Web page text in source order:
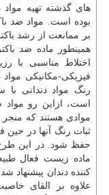
های گذشته تهیه
بوده است. مواد ضد
بر ممانعت از رشد
همینطور ماده ضد
اختلاط مناسبی با
فیزیکی-مکانیکی
رنگ مواد دندانی با
است، ازاین رو مواد
موادی هستند که منجر
ثبات رنگ آنها در حین
حفظ شود. در این طرح
ماده زیست فعال
کننده دندان پیشنهاد
علاوه بر القای